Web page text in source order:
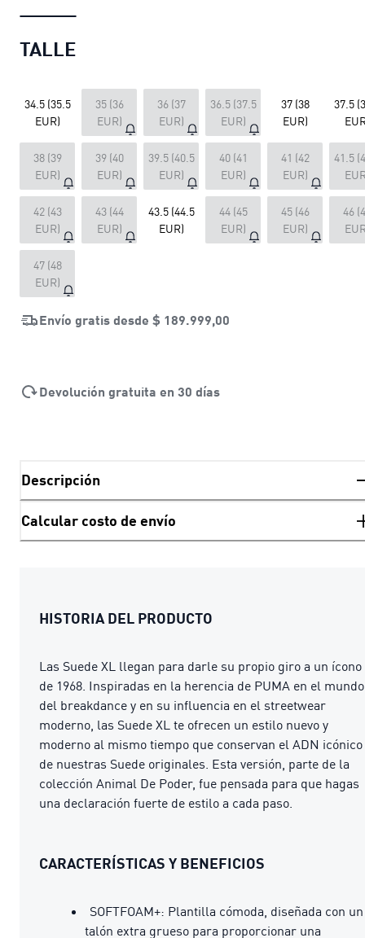
TALLE
34.5 (35.5
EUR)
35 (36
EUR)
36 (37
EUR)
36.5 (37.5
EUR)
37 (38
EUR)
37.5
38 (39
EUR)
39 (40
EUR)
39.5 (40.5
EUR)
40 (41
EUR)
41 (42
EUR)
41.5
42 (43
EUR)
43 (44
EUR)
43.5 (44.5
EUR)
44 (45
EUR)
45 (46
EUR)
46
47 (48
EUR)
Envío gratis desde $ 189.999,00
Devolución gratuita en 30 días
Descripción
Calcular costo de envío
HISTORIA DEL PRODUCTO
Las Suede XL llegan para darle su propio giro a un ícono
de 1968. Inspiradas en la herencia de PUMA en el mundo
del breakdance y en su influencia en el streetwear
moderno, las Suede XL te ofrecen un estilo nuevo y
moderno al mismo tiempo que conservan el ADN icónico
de nuestras Suede originales. Esta versión, parte de la
colección Animal De Poder, fue pensada para que hagas
una declaración fuerte de estilo a cada paso.
CARACTERÍSTICAS Y BENEFICIOS
SOFTFOAM+: Plantilla cómoda, diseñada con un
talón extra grueso para proporcionar una